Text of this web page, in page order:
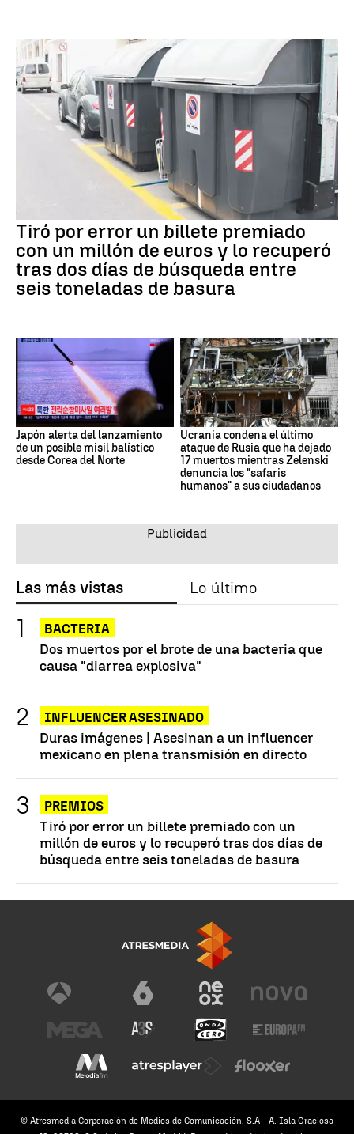
Tiró por error un billete premiado
con un millón de euros y lo recuperó
tras dos días de búsqueda entre
seis toneladas de basura
Japón alerta del lanzamiento
de un posible misil balístico
desde Corea del Norte
Ucrania condena el último
ataque de Rusia que ha dejado
17 muertos mientras Zelenski
denuncia los "safaris
humanos" a sus ciudadanos
Las más vistas Lo último
BACTERIA
Dos muertos por el brote de una bacteria que
causa "diarrea explosiva"
INFLUENCER ASESINADO
Duras imágenes | Asesinan a un influencer
mexicano en plena transmisión en directo
PREMIOS
Tiró por error un billete premiado con un
millón de euros y lo recuperó tras dos días de
búsqueda entre seis toneladas de basura
© Atresmedia Corporación de Medios de Comunicación, S.A - A. Isla Graciosa